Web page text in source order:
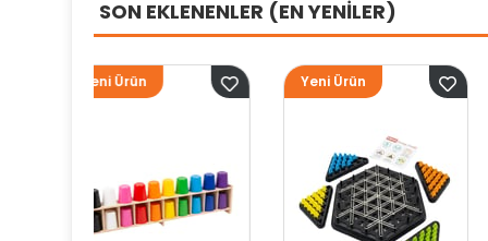
SON EKLENENLER (EN YENİLER)
Yeni Ürün Yeni Ürün